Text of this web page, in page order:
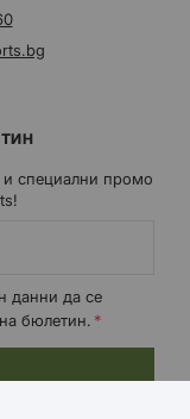
специални промо
данни да се
бюлетин.